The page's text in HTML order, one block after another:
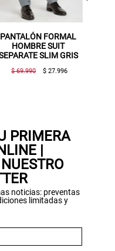
PANTALÓN FORMAL
HOMBRE SUIT
SLIM GRIS
$ 69.990 $ 27.996
PRIMERA
|
noticias: preventas
limitadas y